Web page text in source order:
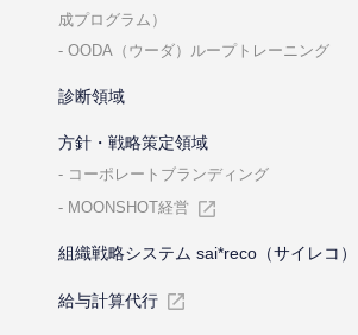
成プログラム）
OODA（ウーダ）ループトレーニング
診断領域
⽅針・戦略策定領域
コーポレートブランディング
MOONSHOT経営
組織戦略システム sai*reco（サイレコ）
給与計算代⾏